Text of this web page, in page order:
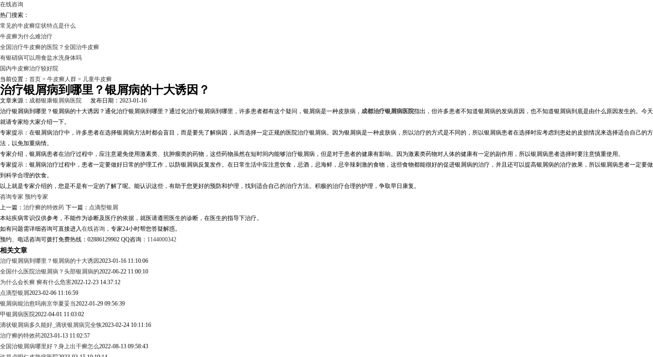
在线咨询
热门搜索：
常见的牛皮癣症状特点是什么
牛皮癣为什么难治疗
全国治疗牛皮癣的医院？全国治牛皮癣
有银硝病可以用食盐水洗身体吗
国内牛皮癣治疗较好院
当前位置： 首页 > 牛皮癣人群 > 儿童牛皮癣
治疗银屑病到哪里？银屑病的十大诱因？
文章来源： 成都银康银屑病医院 发布日期：2023-01-16
治疗银屑病到哪里？银屑病的十大诱因？通化治疗银屑病到哪里？通过化治疗银屑病到哪里，许多患者都有这个疑问，银屑病是一种皮肤病， 成都治疗银屑病医院指出，但许多患者不知道银屑病的发病原因，也不知道银屑病到底是由什么原因发生的。今天
就请专家给大家介绍一下。
专家提示：在银屑病治疗中，许多患者在选择银屑病方法时都会盲目，而是要先了解病因，从而选择一定正规的医院治疗银屑病。因为银屑病是一种皮肤病，所以治疗的方式是不同的，所以银屑病患者在选择时应考虑到患处的皮损情况来选择适合自己的方
法，以免加重病情。
专家介绍，银屑病患者在治疗过程中，应注意避免使用激素类、抗肿瘤类的药物，这些药物虽然在短时间内能够治疗银屑病，但是对于患者的健康有影响。因为激素类药物对人体的健康有一定的副作用，所以银屑病患者选择时要注意慎重使用。
专家提示：银屑病治疗过程中，患者一定要做好日常的护理工作，以防银屑病反复发作。在日常生活中应注意饮食，忌酒，忌海鲜，忌辛辣刺激的食物，这些食物都能很好的促进银屑病的治疗，并且还可以提高银屑病的治疗效果，所以银屑病患者一定要做
到科学合理的饮食。
以上就是专家介绍的，您是不是有一定的了解了呢。能认识这些，有助于您更好的预防和护理，找到适合自己的治疗方法。积极的治疗合理的护理，争取早日康复。
咨询专家 预约专家
上一篇： 治疗癣的特效药 下一篇： 点滴型银屑
本站疾病常识仅供参考，不能作为诊断及医疗的依据，就医请遵照医生的诊断，在医生的指导下治疗。
如有问题需详细咨询可直接进入在线咨询 ，专家24小时帮您答疑解惑。
预约、电话咨询可拨打免费热线：02886129902 QQ咨询： 1144000342
相关文章
治疗银屑病到哪里？银屑病的十大诱因2023-01-16 11:10:06
全国什么医院治银屑病？头部银屑病的2022-06-22 11:00:10
为什么会长癣 癣有什么危害2022-12-23 14:37:12
点滴型银屑2023-02-06 11:16:59
银屑病能治愈吗南京华夏妥当2022-01-29 09:56:39
甲银屑病医院2022-04-01 11:03:02
滴状银屑病多久能好_滴状银屑病完全恢2023-02-24 10:11:16
治疗癣的特效药2023-01-13 11:02:57
全国治银屑病哪里好？身上出干癣怎么2022-08-13 09:58:43